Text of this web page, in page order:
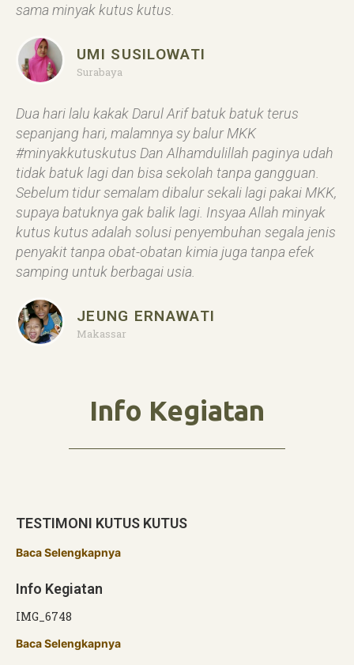
sama minyak kutus kutus.
UMI SUSILOWATI
Surabaya
Dua hari lalu kakak Darul Arif batuk batuk terus
sepanjang hari, malamnya sy balur MKK
#minyakkutuskutus Dan Alhamdulillah paginya udah
tidak batuk lagi dan bisa sekolah tanpa gangguan.
Sebelum tidur semalam dibalur sekali lagi pakai MKK,
supaya batuknya gak balik lagi. Insyaa Allah minyak
kutus kutus adalah solusi penyembuhan segala jenis
penyakit tanpa obat-obatan kimia juga tanpa efek
samping untuk berbagai usia.
JEUNG ERNAWATI
Makassar
Info Kegiatan
TESTIMONI KUTUS KUTUS
Baca Selengkapnya
Info Kegiatan
IMG_6748
Baca Selengkapnya